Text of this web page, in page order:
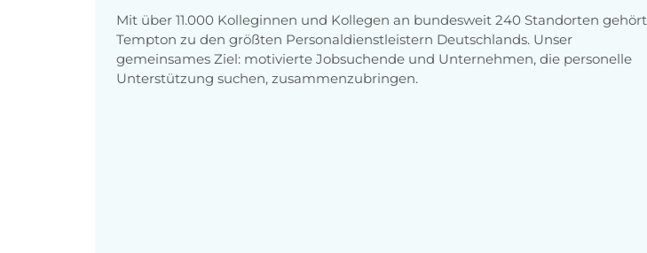
Mit über 11.000 Kolleginnen und Kollegen an bundesweit 240 Standorten gehört
Tempton zu den größten Personaldienstleistern Deutschlands. Unser
gemeinsames Ziel: motivierte Jobsuchende und Unternehmen, die personelle
Unterstützung suchen, zusammenzubringen.